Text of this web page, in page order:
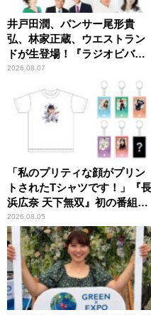
井戸田潤、パンサー尾形貴
弘、林家正蔵、ウエストラン
ドが生登場！『ラジオビバリ
ー昼ズ』
2026.08.07
「私のプリティな顔がプリン
トされたTシャツです！」『長
浜広奈 天下無双』初の番組グ
ッズ発売
2026.08.05